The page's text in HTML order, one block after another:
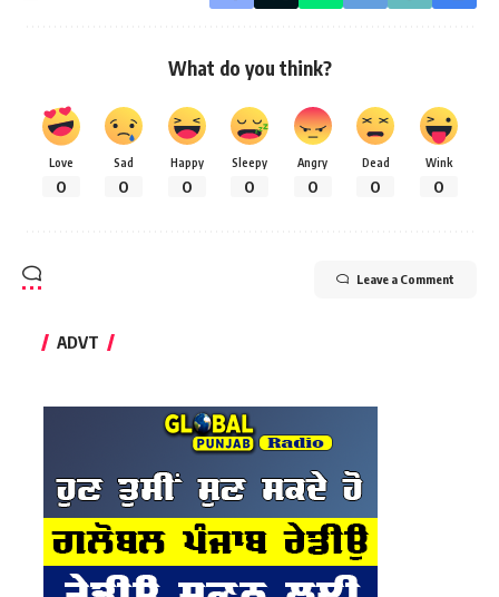
What do you think?
Love
0
Sad
0
Happy
0
Sleepy
0
Angry
0
Dead
0
Wink
0
Leave a Comment
ADVT